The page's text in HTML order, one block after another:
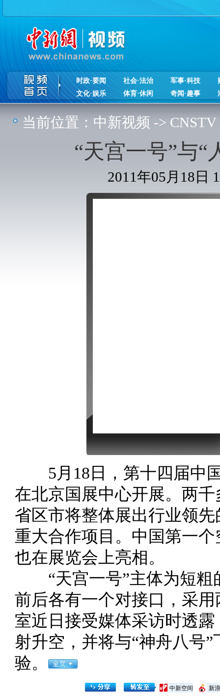
时政·要闻 社会·法治 军事·科技
文化·娱乐
体育·休闲 奇闻·趣事
当前位置： 中新视频 -> CNSTV
“天宫一号”与“
2011年05月18
5月18日，第十四届中国
在北京国展中心开展。两
省区市将整体展出行业领
重大合作项目。中国第一
也在展览会上亮相。
“天宫一号”主体为短粗
前后各有一个对接口，采
室近日接受媒体采访时透
射升空，并将与“神舟八号
验。
新
中新空间